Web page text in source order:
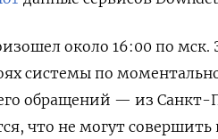
около 16:00 по мск.
системы по
обращений — из Санкт-
что не могут совершить